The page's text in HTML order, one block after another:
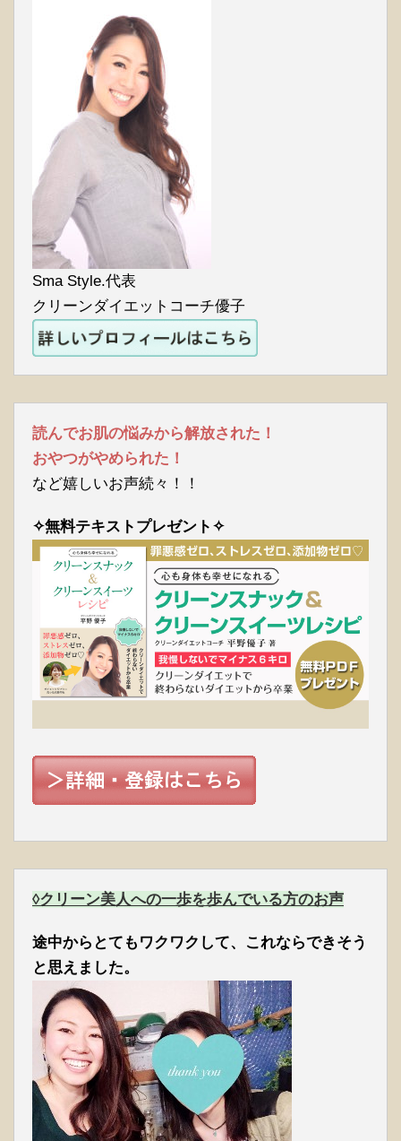
Sma Style.代表
クリーンダイエットコーチ優子
読んでお肌の悩みから解放された！
おやつがやめられた！
など嬉しいお声続々！！
✧無料テキストプレゼント✧
◊クリーン美人への一歩を歩んでいる方のお声
途中からとてもワクワクして、これならできそう
と思えました。